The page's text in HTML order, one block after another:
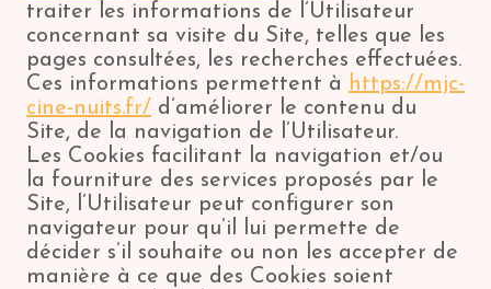
traiter les informations de l’Utilisateur
concernant sa visite du Site, telles que les
pages consultées, les recherches effectuées.
Ces informations permettent à https://mjc-
cine-nuits.fr/ d’améliorer le contenu du
Site, de la navigation de l’Utilisateur.
Les Cookies facilitant la navigation et/ou
la fourniture des services proposés par le
Site, l’Utilisateur peut configurer son
navigateur pour qu’il lui permette de
décider s’il souhaite ou non les accepter de
manière à ce que des Cookies soient